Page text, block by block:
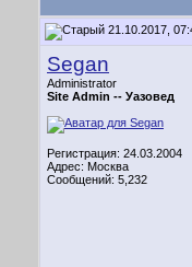
21.10.2017,
Segan
Administrator
Site Admin -- Уазовед
Регистрация: 24.03.2004
Адрес: Москва
Сообщений: 5,232